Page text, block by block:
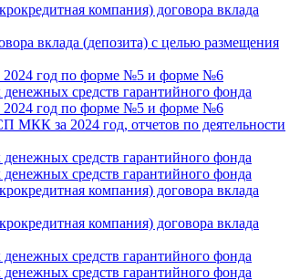
компания) договора вклада
вклада (депозита) с целью размещения
2024 год по форме №5 и форме №6
средств гарантийного фонда
2024 год по форме №5 и форме №6
за 2024 год, отчетов по деятельности
средств гарантийного фонда
средств гарантийного фонда
компания) договора вклада
компания) договора вклада
средств гарантийного фонда
средств гарантийного фонда